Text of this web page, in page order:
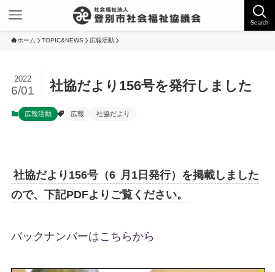
Search
ホーム TOPIC&NEWS 広報活動
社協だより156号を発行しました
2022
6/01
広報活動 広報 社協だより
社協だより156号（6 月1日発行）を掲載しました
ので、下記PDFよりご覧ください。
バックナンバーはこちらから